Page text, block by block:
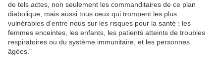
de tels actes, non seulement les commanditaires de ce plan
diabolique, mais aussi tous ceux qui trompent les plus
vulnérables d'entre nous sur les risques pour la santé : les
femmes enceintes, les enfants, les patients atteints de troubles
respiratoires ou du système immunitaire, et les personnes
âgées."